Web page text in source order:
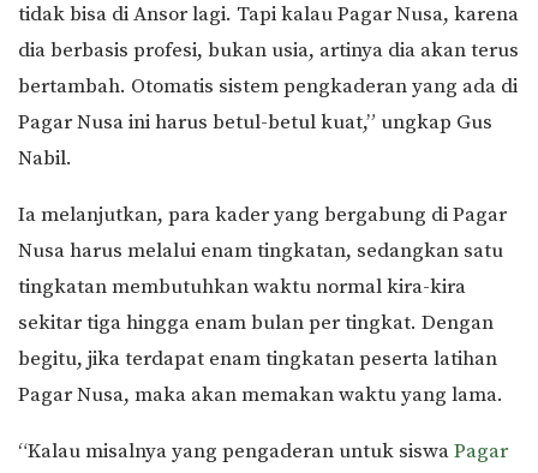
tidak bisa di Ansor lagi. Tapi kalau Pagar Nusa, karena
dia berbasis profesi, bukan usia, artinya dia akan terus
bertambah. Otomatis sistem pengkaderan yang ada di
Pagar Nusa ini harus betul-betul kuat,” ungkap Gus
Nabil.
Ia melanjutkan, para kader yang bergabung di Pagar
Nusa harus melalui enam tingkatan, sedangkan satu
tingkatan membutuhkan waktu normal kira-kira
sekitar tiga hingga enam bulan per tingkat. Dengan
begitu, jika terdapat enam tingkatan peserta latihan
Pagar Nusa, maka akan memakan waktu yang lama.
“Kalau misalnya yang pengaderan untuk siswaPagar